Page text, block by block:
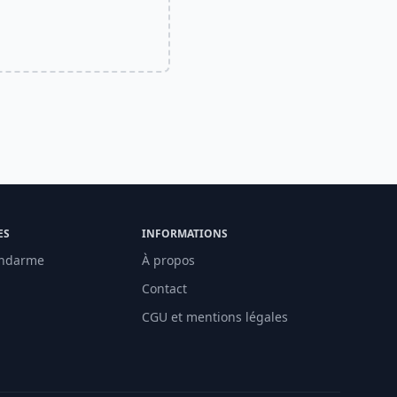
INFORMATIONS
À propos
Contact
CGU et mentions légales